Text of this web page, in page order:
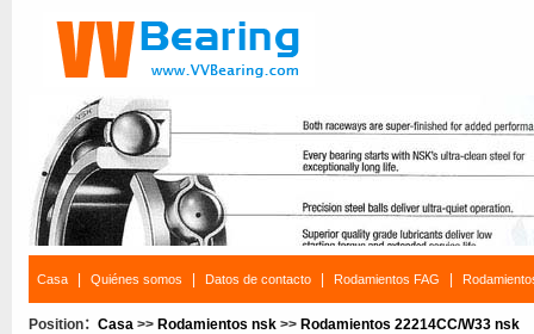
Casa Quiénes somos Datos de contacto Rodamientos FAG
Position： Casa >> Rodamientos nsk >> Rodamientos 22214CC/W33 nsk